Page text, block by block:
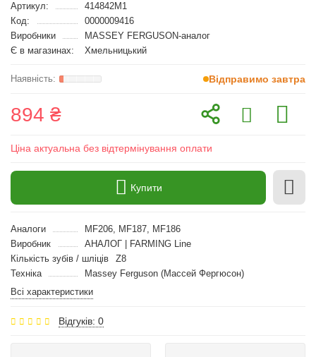
Артикул:
414842M1
Код:
0000009416
Виробники
MASSEY FERGUSON-аналог
Є в магазинах:
Хмельницький
Відправимо завтра
894 ₴
Ціна актуальна без відтермінування оплати
Купити
Аналоги
MF206, MF187, MF186
Виробник
АНАЛОГ | FARMING Line
Кількість зубів / шліців
Z8
Техніка
Massey Ferguson (Массей Фергюсон)
Всі характеристики
Відгуків: 0